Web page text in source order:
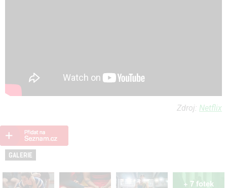
Zdroj: Netflix
GALERIE
+ 7 fotek